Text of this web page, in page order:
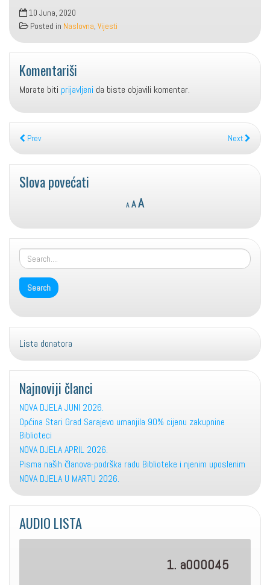
10 Juna, 2020
Posted in Naslovna, Vijesti
Komentariši
Morate biti prijavljeni da biste objavili komentar.
Prev Next
Slova povećati
A
Decrease
font
A Reset
size.
AIncrease
size.
Lista donatora
Najnoviji članci
NOVA DJELA JUNI 2026.
Općina Stari Grad Sarajevo umanjila 90% cijenu zakupnine
Biblioteci
NOVA DJELA APRIL 2026.
Pisma naših članova-podrška radu Biblioteke i njenim uposlenim
NOVA DJELA U MARTU 2026.
AUDIO LISTA
1. a000045